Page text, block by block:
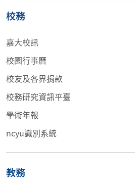
校務
嘉大校訊
校園行事曆
校友及各界捐款
校務研究資訊平臺
學術年報
ncyu識別系統
教務